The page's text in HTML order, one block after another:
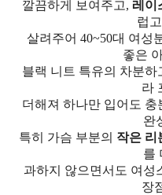
깔끔하게 보여주고, 레이
럽
살려주어 40~50대 여성
좋은
블랙 니트 특유의 차분
라
더해져 하나만 입어도
완
특히 가슴 부분의 작은 리
를
과하지 않으면서도 여성
장